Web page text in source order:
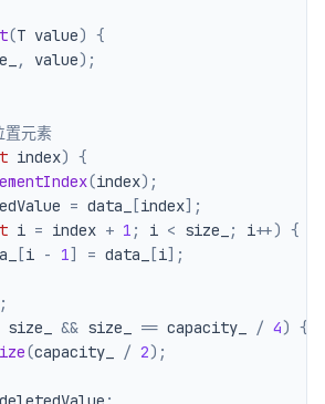
(T value) {
, value) ;
元素
index) {
(index) ;
= data_ [index] ;
i = index + 1 ; i < size_ ; i++) {
[i - 1] = data_ [i] ;
;
size_ && size_ == capacity_ / 4) {
(capacity_ / 2) ;